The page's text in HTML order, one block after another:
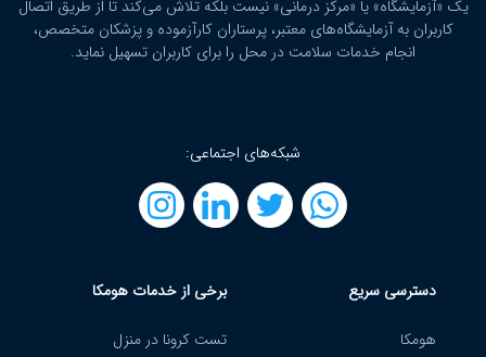
یک «آزمایشگاه» یا «مرکز درمانی» نیست بلکه تلاش می‌کند تا از طریق اتصال
کاربران به آزمایشگاه‌های معتبر، پرستاران کارآزموده و پزشکان متخصص،
انجام خدمات سلامت در محل را برای کاربران تسهیل نماید.
شبکه‌های اجتماعی:
دسترسی سریع
هومکا
برخی از خدمات هومکا
تست کرونا در منزل